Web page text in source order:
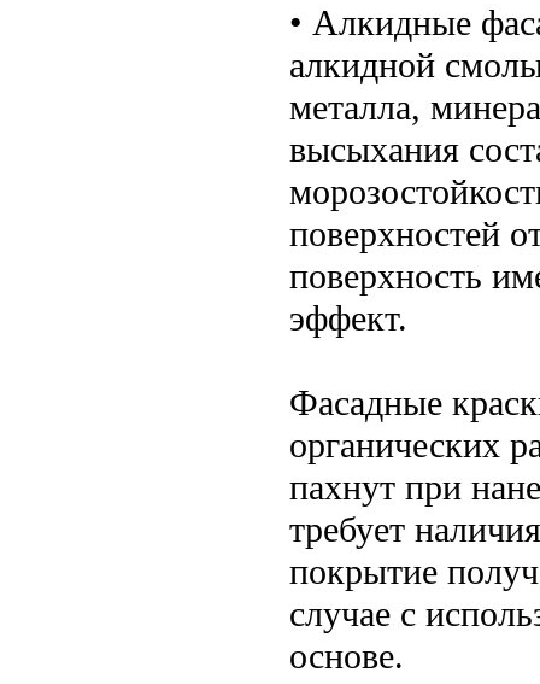
• Алкидные
алкидной
металла,
высыхания
поверхностей
поверхность
эффект.
Фасадные
органических
пахнут при
требует
покрытие
случае с
основе.